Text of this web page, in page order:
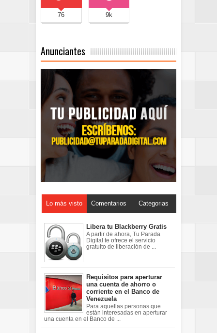
76 9k
Anunciantes
Lo más visto Comentarios Categorias
Libera tu Blackberry Gratis
A partir de ahora, Tu Parada
Digital te ofrece el servicio
gratuito de liberación de ...
Requisitos para aperturar
una cuenta de ahorro o
corriente en el Banco de
Venezuela
Para aquellas personas que
están interesadas en aperturar
una cuenta en el Banco de ...